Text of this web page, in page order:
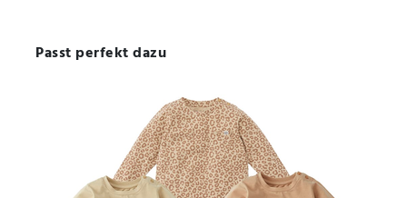
Passt perfekt dazu